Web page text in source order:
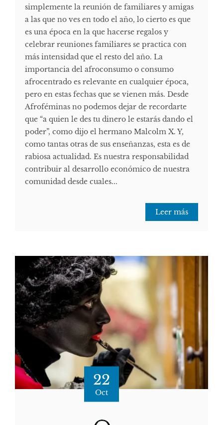
simplemente la reunión de familiares y amigas
a las que no ves en todo el año, lo cierto es que
es una época en la que hacerse regalos y
celebrar reuniones familiares se practica con
más intensidad que el resto del año. La
importancia del afroconsumo o consumo
afrocentrado es relevante en cualquier época,
pero en estas fechas que se vienen más. Desde
Afroféminas no podemos dejar de recordarte
que “a quien le des tu dinero le estarás dando el
poder”, como dijo el hermano Malcolm X. Y,
como tantas otras de sus enseñanzas, esta es de
rabiosa actualidad. Es nuestra responsabilidad
contribuir al desarrollo económico de nuestra
comunidad desde cuales...
Leer más
22
Oct